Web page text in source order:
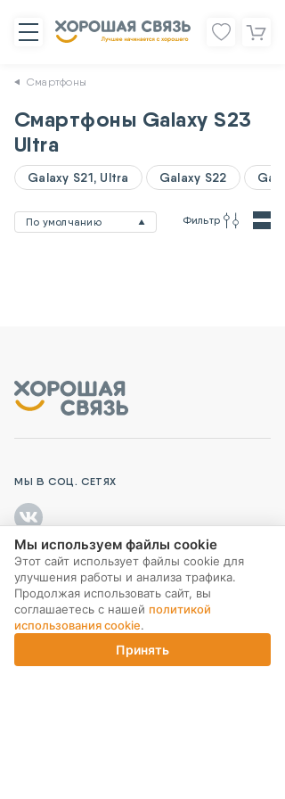
Смартфоны
Смартфоны Galaxy S23
Ultra
Galaxy S21, Ultra Galaxy S22
По умолчанию Фильтр
Корзина
МЫ В СОЦ. СЕТЯХ
ПОДПИСКА НА РАССЫЛКУ
Мы используем файлы cookie
Этот сайт использует файлы cookie для
улучшения работы и анализа трафика.
Продолжая использовать сайт, вы
соглашаетесь с нашей политикой
использования cookie.
Принять